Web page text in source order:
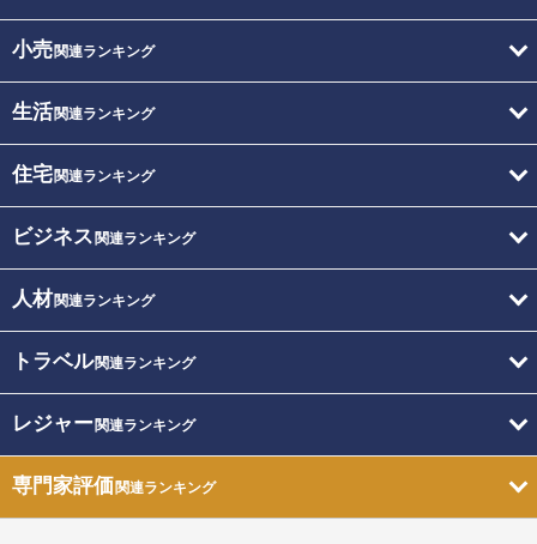
小売関連ランキング
生活関連ランキング
住宅関連ランキング
ビジネス 関連ランキング
人材関連ランキング
トラベル関連ランキング
レジャー関連ランキング
専門家評価関連ランキング